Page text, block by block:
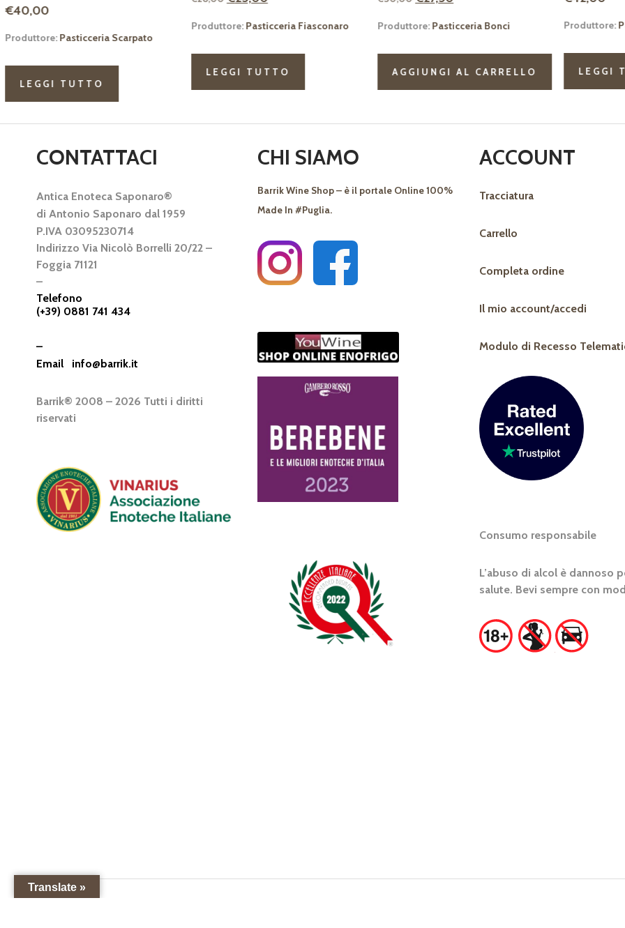
originale
€28,00.
attuale
€25,00.
Pasticceria Fiasconaro
originaleattuale
Produttore:Pasticceria Bonci
AGGIUNGI AL CARRELLO
Produttore:Pasticceria Scarpato
LEGGI TUTTO
CONTATTACI
Antica Enoteca Saponaro®
di Antonio Saponaro dal 1959
P.IVA 03095230714
Indirizzo Via Nicolò Borrelli 20/22 –
Foggia 71121
–
Telefono
(+39) 0881 741 434
–
Email info@barrik.it
Barrik® 2008 – 2026 Tutti i diritti
riservati
CHI SIAMO
Barrik Wine Shop – è il portale Online 100%
Made In #Puglia.
ACCOUNT
Tracciatura
Carrello
Completa ordine
Il mio account/accedi
Modulo di Recesso
Consumo responsabile
L’abuso di alcol è dannoso
salute. Bevi sempre con
Translate »